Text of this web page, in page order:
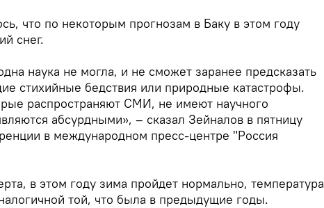
что по некоторым прогнозам в Баку в этом году
снег.
наука не могла, и не сможет заранее предсказать
стихийные бедствия или природные катастрофы.
распространяют СМИ, не имеют научного
абсурдными», – сказал Зейналов в пятницу
в международном пресс-центре "Россия
в этом году зима пройдет нормально, температура
той, что была в предыдущие годы.